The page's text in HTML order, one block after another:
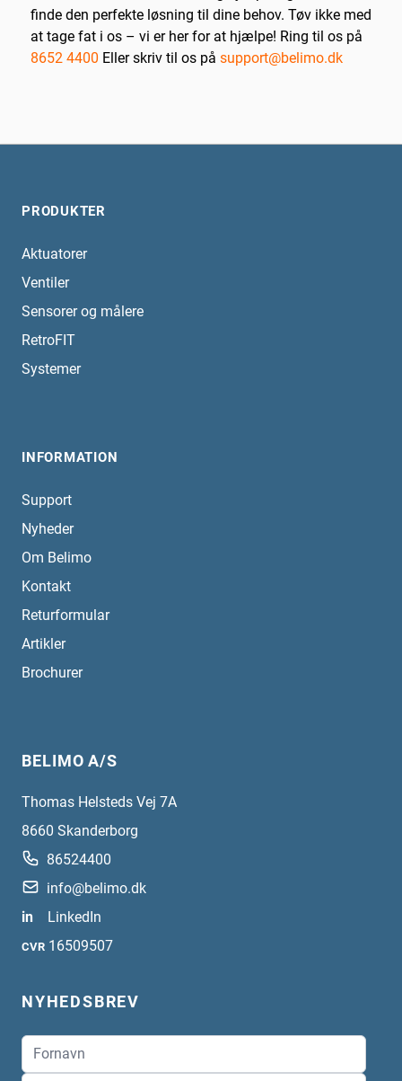
finde den perfekte løsning til dine behov. Tøv ikke med
at tage fat i os – vi er her for at hjælpe! Ring til os på
8652 4400 Eller skriv til os på support@belimo.dk
PRODUKTER
Aktuatorer
Ventiler
Sensorer og målere
RetroFIT
Systemer
INFORMATION
Support
Nyheder
Om Belimo
Kontakt
Returformular
Artikler
Brochurer
BELIMO A/S
Thomas Helsteds Vej 7A
8660 Skanderborg
86524400
info@belimo.dk
in
LinkedIn
CVR 16509507
NYHEDSBREV